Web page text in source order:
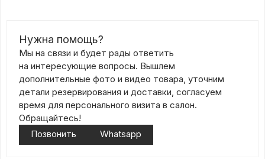
Нужна помощь?
Мы на связи и будет рады ответить
на интересующие вопросы. Вышлем
дополнительные фото и видео товара, уточним
детали резервирования и доставки, согласуем
время для персонального визита в салон.
Обращайтесь!
Позвонить
Whatsapp